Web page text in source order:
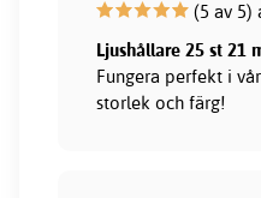
(5 av 5)
Ljushållare 25 st 21
Fungera perfekt i
storlek och färg!